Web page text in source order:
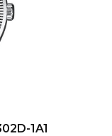
1A1